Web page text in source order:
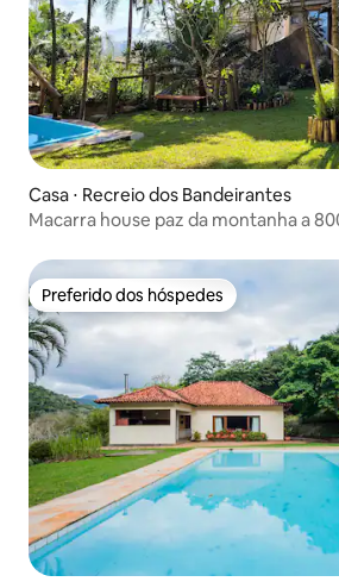
Casa ⋅ Recreio dos Bandeirantes
Macarra house paz da
Preferido dos hóspedes
Preferido dos hóspedes